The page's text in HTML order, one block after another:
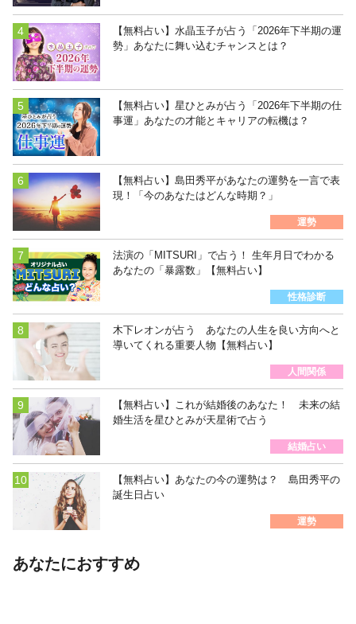
【無料占い】水晶玉子が占う「2026年下半期の運
勢」あなたに舞い込むチャンスとは？
【無料占い】星ひとみが占う「2026年下半期の仕
事運」あなたの才能とキャリアの転機は？
【無料占い】島田秀平があなたの運勢を一言で表
現！「今のあなたはどんな時期？」
運勢
法演の「MITSURI」で占う！ 生年月日でわかる
あなたの「暴露数」【無料占い】
性格診断
木下レオンが占う あなたの人生を良い方向へと
導いてくれる重要人物【無料占い】
人間関係
【無料占い】これが結婚後のあなた！ 未来の結
婚生活を星ひとみが天星術で占う
結婚占い
【無料占い】あなたの今の運勢は？ 島田秀平の
誕生日占い
運勢
あなたにおすすめ